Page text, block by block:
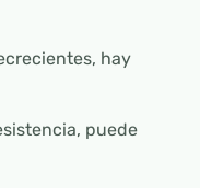
hay
puede